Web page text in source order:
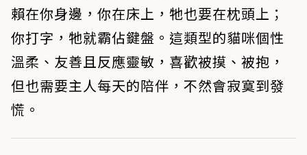
賴在你身邊，你在床上，牠也要在枕頭上；
你打字，牠就霸佔鍵盤。這類型的貓咪個性
溫柔、友善且反應靈敏，喜歡被摸、被抱，
但也需要主人每天的陪伴，不然會寂寞到發
慌。